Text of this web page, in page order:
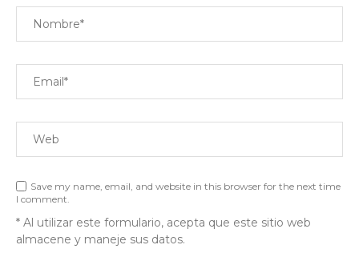
Save my name, email, and website in this browser for the next time
I comment.
* Al utilizar este formulario, acepta que este sitio web
almacene y maneje sus datos.